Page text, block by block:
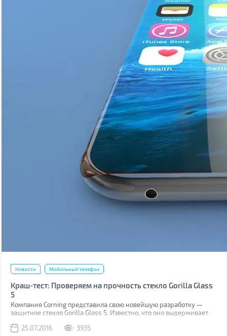
Новости Мобильный телефон
Краш-тест: Проверяем на прочность стекло Gorilla Glass
5
Компания Corning представила свою новейшую разработку —
защитное стекло Gorilla Glass 5. Известно, что оно выдерживает
Как правило, большинство из них происходит при фотосессиях
25.07.2016 3935